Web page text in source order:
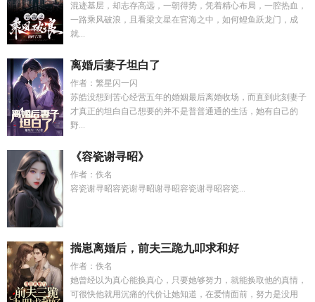
混迹基层，却志存高远，一朝得势，凭着精心布局，一腔热血，
一路乘风破浪，且看梁文星在官海之中，如何鲤鱼跃龙门，成
就...
离婚后妻子坦白了
作者：繁星闪一闪
苏皓没想到苦心经营五年的婚姻最后离婚收场，而直到此刻妻子
才真正的坦白自己想要的并不是普普通通的生活，她有自己的
野...
《容瓷谢寻昭》
作者：佚名
容瓷谢寻昭容瓷谢寻昭谢寻昭容瓷谢寻昭容瓷...
揣崽离婚后，前夫三跪九叩求和好
作者：佚名
她曾经以为真心能换真心，只要她够努力，就能换取他的真情，
可很快他就用沉痛的代价让她知道，在爱情面前，努力是没用